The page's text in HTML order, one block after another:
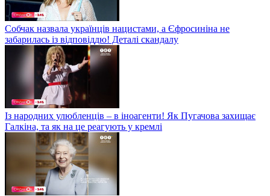
Собчак назвала українців нацистами, а Єфросиніна не
забарилась із відповіддю! Деталі скандалу
Із народних улюбленців – в іноагенти! Як Пугачова захищає
Галкіна, та як на це реагують у кремлі